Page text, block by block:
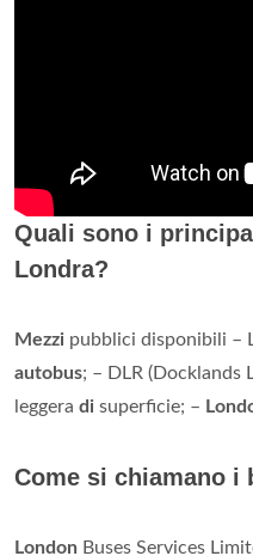
Quali sono i
Londra?
Mezzi pubblici disponibili –
autobus; – DLR (Docklands
leggera di superficie; –
Come si chiamano i
London Buses Services